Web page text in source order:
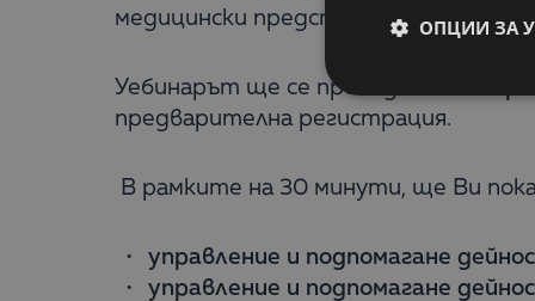
медицински представители.
Уебинарът ще се проведе
предварителна регистрация.
В рамките на 30 минути, ще Ви
управление и подпомагане
управление и подпомагане
ОПЦИИ ЗА